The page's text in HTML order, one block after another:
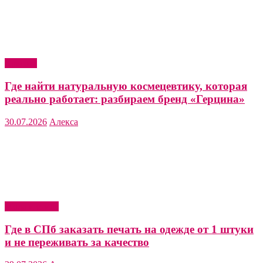
Где найти натуральную космецевтику, которая
реально работает: разбираем бренд «Герцина»
30.07.2026 Алекса
Где в СПб заказать печать на одежде от 1 штуки
и не переживать за качество